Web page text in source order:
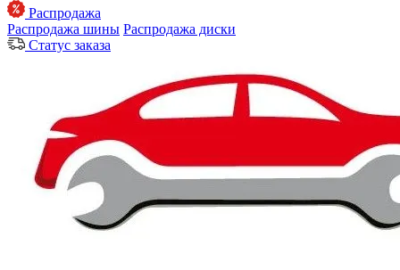
Распродажа
Распродажа шины Распродажа диски
Статус заказа